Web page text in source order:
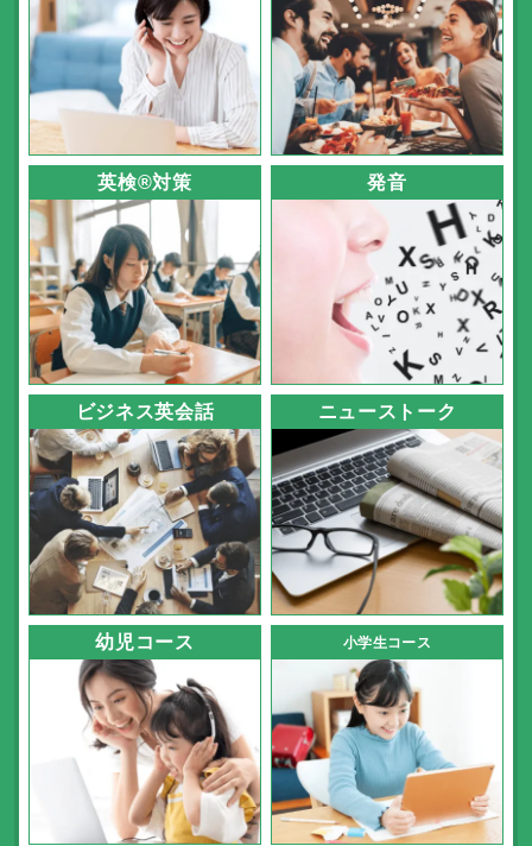
英検®対策 発音
ビジネス英会話 ニューストーク
幼児コース 小学生コース